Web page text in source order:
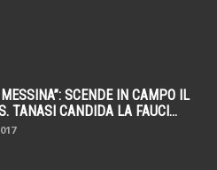
SCENDE IN CAMPO IL
TANASI CANDIDA LA FAUCI...